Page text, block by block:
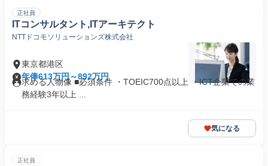
正社員
ITコンサルタント,ITアーキテクト
NTTドコモソリューションズ株式会社
東京都港区
年俸613万円～892万円
求める人物像 ■必須条件 ・TOEIC700点以上 ・ICT企業での業
務経験3年以上 ...
気になる
正社員